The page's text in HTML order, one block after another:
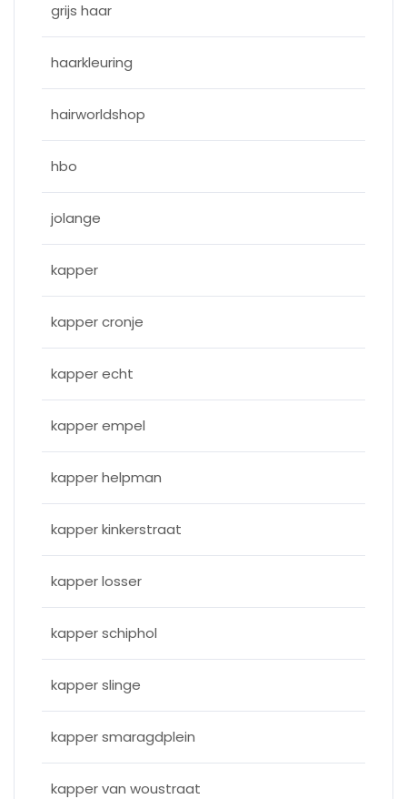
grijs haar
haarkleuring
hairworldshop
hbo
jolange
kapper
kapper cronje
kapper echt
kapper empel
kapper helpman
kapper kinkerstraat
kapper losser
kapper schiphol
kapper slinge
kapper smaragdplein
kapper van woustraat